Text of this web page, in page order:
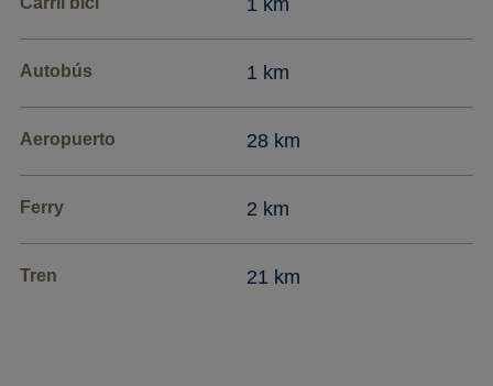
1 km
Autobús 1 km
Aeropuerto 28 km
Ferry 2 km
Tren 21 km